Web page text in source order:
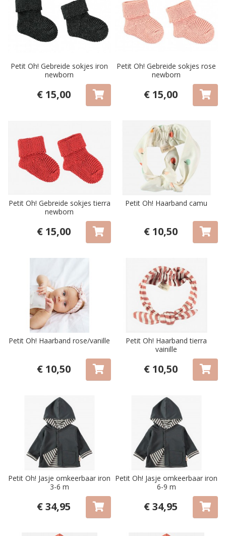
Petit Oh! Gebreide sokjes iron
newborn
€ 15,00
Petit Oh! Gebreide sokjes rose
newborn
€ 15,00
Petit Oh! Gebreide sokjes tierra
newborn
€ 15,00
Petit Oh! Haarband camu
€ 10,50
Petit Oh! Haarband rose/vanille
€ 10,50
Petit Oh! Haarband tierra
vainille
€ 10,50
Petit Oh! Jasje omkeerbaar iron
3-6 m
€ 34,95
Petit Oh! Jasje omkeerbaar iron
6-9 m
€ 34,95